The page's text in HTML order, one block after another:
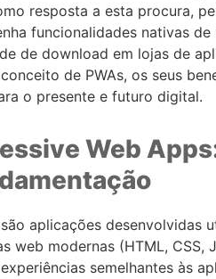
resposta a esta procura,
funcionalidades nativas de
de download em lojas de
de PWAs, os seus
o presente e futuro digital.
Web
são aplicações desenvolvidas
web modernas (HTML, CSS,
semelhantes às